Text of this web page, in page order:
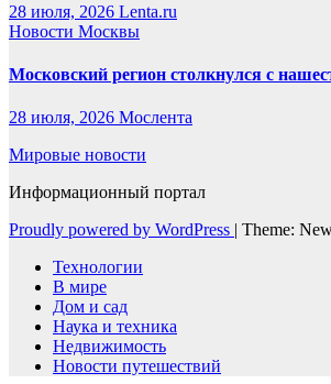
28 июля, 2026 Lenta.ru
Новости Москвы
Московский регион столкнулся с
28 июля, 2026 Мослента
Мировые новости
Информационный портал
Proudly powered by WordPress | Theme:
Технологии
В мире
Дом и сад
Наука и техника
Недвижимость
Новости путешествий